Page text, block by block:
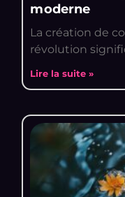
moderne
La création de
révolution
Lire la suite »